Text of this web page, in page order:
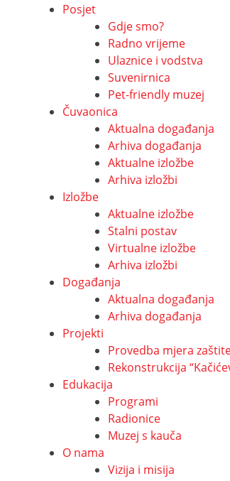
Posjet
Gdje smo?
Radno vrijeme
Ulaznice i vodstva
Suvenirnica
Pet-friendly muzej
Čuvaonica
Aktualna događanja
Arhiva događanja
Aktualne izložbe
Arhiva izložbi
Izložbe
Aktualne izložbe
Stalni postav
Virtualne izložbe
Arhiva izložbi
Događanja
Aktualna događanja
Arhiva događanja
Projekti
Provedba mjera
Rekonstrukcija
Edukacija
Programi
Radionice
Muzej s kauča
O nama
Vizija i misija